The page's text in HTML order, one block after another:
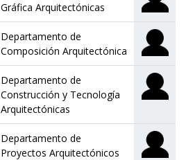
Gráfica Arquitectónicas
Departamento de
Composición Arquitectónica
Departamento de
Construcción y Tecnología
Arquitectónicas
Departamento de
Proyectos Arquitectónicos